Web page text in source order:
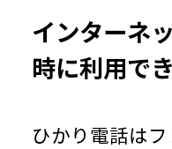
インターネ
時に利用で
ひかり電話は